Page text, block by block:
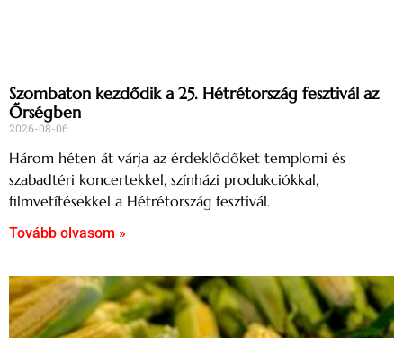
Szombaton kezdődik a 25. Hétrétország fesztivál az
Őrségben
2026-08-06
Három héten át várja az érdeklődőket templomi és
szabadtéri koncertekkel, színházi produkciókkal,
filmvetítésekkel a Hétrétország fesztivál.
Tovább olvasom »